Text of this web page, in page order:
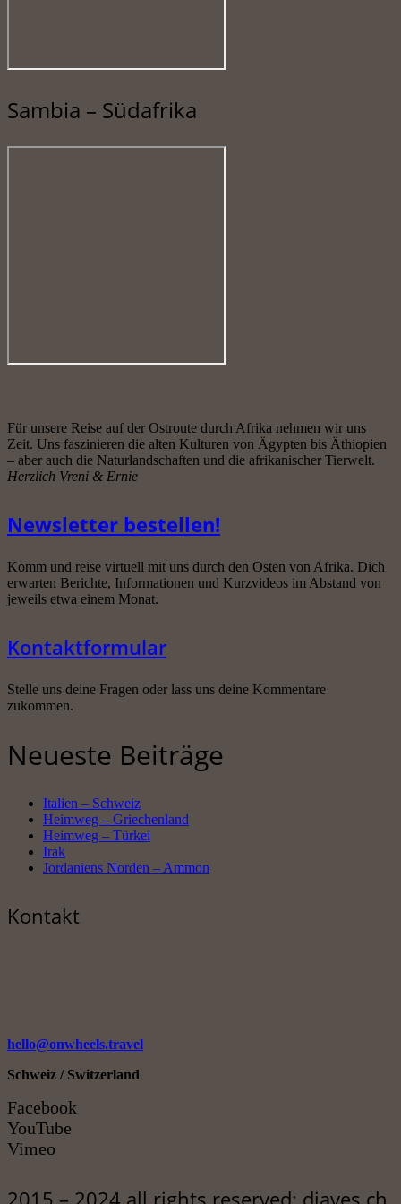
Sambia – Südafrika
Für unsere Reise auf der Ostroute durch Afrika nehmen wir uns
Zeit. Uns faszinieren die alten Kulturen von Ägypten bis Äthiopien
– aber auch die Naturlandschaften und die afrikanischer Tierwelt.
Herzlich Vreni & Ernie
Newsletter bestellen!
Komm und reise virtuell mit uns durch den Osten von Afrika. Dich
erwarten Berichte, Informationen und Kurzvideos im Abstand von
jeweils etwa einem Monat.
Kontaktformular
Stelle uns deine Fragen oder lass uns deine Kommentare
zukommen.
Neueste Beiträge
Italien – Schweiz
Heimweg – Griechenland
Heimweg – Türkei
Irak
Jordaniens Norden – Ammon
Kontakt
hello@onwheels.travel
Schweiz / Switzerland
Facebook
YouTube
Vimeo